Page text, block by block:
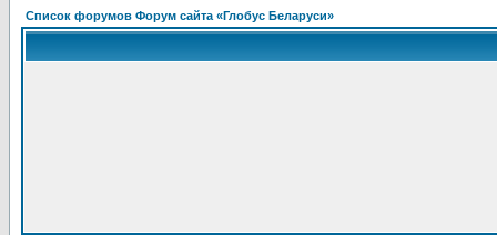
Список форумов Форум сайта «Глобус Беларуси»